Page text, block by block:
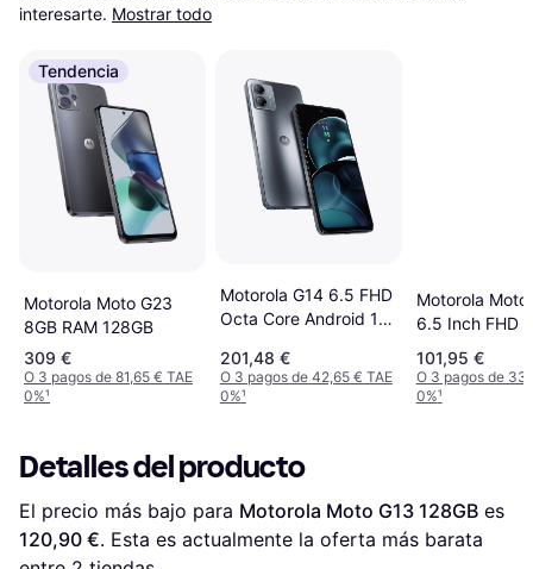
interesarte. Mostrar todo
Tendencia
Motorola Moto G23
8GB RAM 128GB
309 €
O 3 pagos de 81,65 € TAE
0%¹
Motorola G14 6.5 FHD
Octa Core Android 13
201,48 €
O 3 pagos de 42,65 € TAE
0%¹
Motorola Moto
6.5 Inch FHD
Simartphone
101,95 €
O 3 pagos de
0%¹
Detalles del producto
El precio más bajo para Motorola Moto G13 128GB
120,90 €. Esta es actualmente la oferta más barata